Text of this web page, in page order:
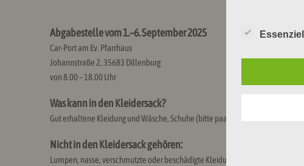
Abgabestelle vom 1.–6. September 2025
Car-Port am Ev. Pfarrhaus
Johannstraße 2, 35683 Dillenburg
von 8.00 – 18.00 Uhr
Was kann in den Kleidersack?
Gut erhaltene Kleidung und Wäsche, Schuhe (bitte paar weise bündeln),
Nicht in den Kleidersack gehören:
Lumpen, nasse, verschmutzte oder beschädigte Kleidung und Wäsche,
Essenziell